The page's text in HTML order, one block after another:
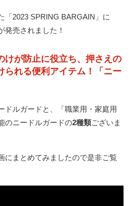
「2023 SPRING BARGAIN」に
発売されました！
けが防止に役立ち、押さえの
られる便利アイテム！「ニー
ドルガードと、「職業用・家庭用
のニードルガードの2種類ございま
まとめてみましたので是非ご覧